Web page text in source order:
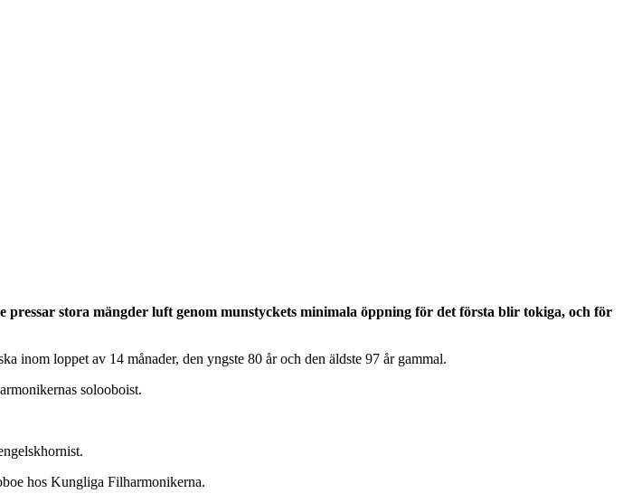
stora mängder luft genom munstyckets minimala öppning för det första blir tokiga, och för
inom loppet av 14 månader, den yngste 80 år och den äldste 97 år gammal.
solooboist.
hos Kungliga Filharmonikerna.